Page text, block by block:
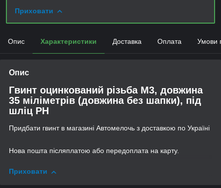
Приховати
Опис Характеристики Доставка Оплата Умови
Опис
Гвинт оцинкований різьба М3, довжина
35 міліметрів (довжина без шапки), під
шліц PH
Придбати гвинт в магазині Автомелочь з доставкою по Україні
Нова пошта післяплатою або передоплата на карту.
Приховати